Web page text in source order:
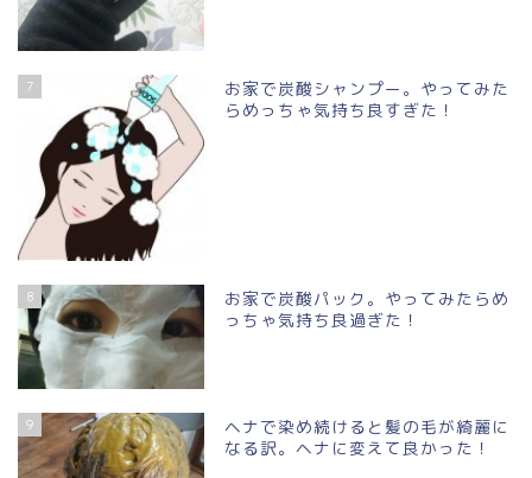
7
お家で炭酸シャンプー。やってみた
らめっちゃ気持ち良すぎた！
8
お家で炭酸パック。やってみたらめ
っちゃ気持ち良過ぎた！
9
ヘナで染め続けると髪の毛が綺麗に
なる訳。ヘナに変えて良かった！